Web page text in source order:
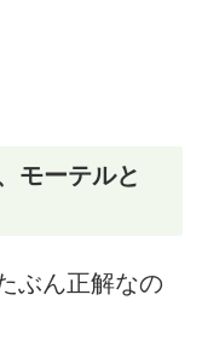
モーテルと
ぶん正解なの